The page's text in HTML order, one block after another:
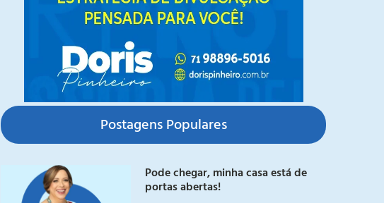
Postagens Populares
Pode chegar, minha casa está de
portas abertas!